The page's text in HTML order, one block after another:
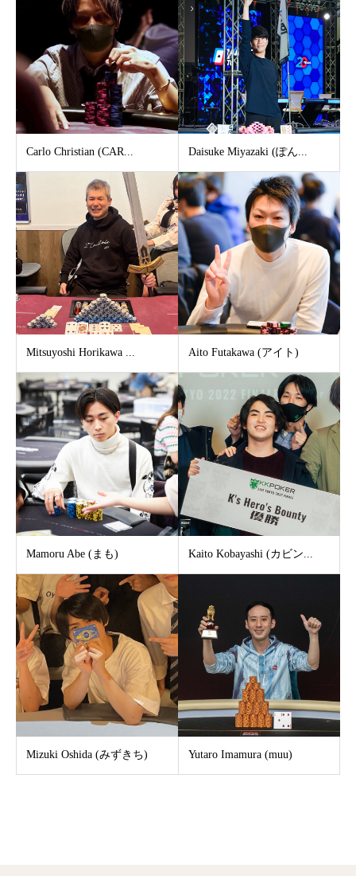
Carlo Christian (CAR... Daisuke Miyazaki (ぽん...
Mitsuyoshi Horikawa ... Aito Futakawa (アイト)
Mamoru Abe (まも) Kaito Kobayashi (カビン...
Mizuki Oshida (みずきち) Yutaro Imamura (muu)